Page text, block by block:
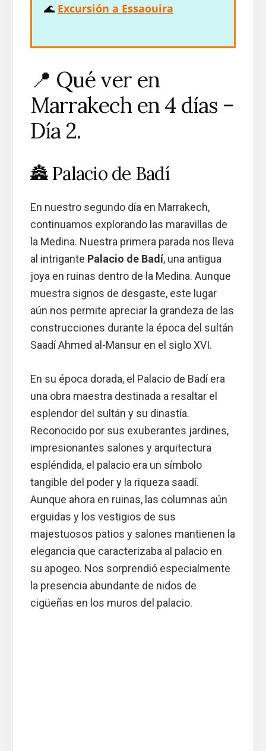
🌊 Excursión a Essaouira
📍 Qué ver en
Marrakech en 4 días –
Día 2.
🏯 Palacio de Badí
En nuestro segundo día en Marrakech,
continuamos explorando las maravillas de
la Medina. Nuestra primera parada nos lleva
al intrigante Palacio de Badí, una antigua
joya en ruinas dentro de la Medina. Aunque
muestra signos de desgaste, este lugar
aún nos permite apreciar la grandeza de las
construcciones durante la época del sultán
Saadí Ahmed al-Mansur en el siglo XVI.
En su época dorada, el Palacio de Badí era
una obra maestra destinada a resaltar el
esplendor del sultán y su dinastía.
Reconocido por sus exuberantes jardines,
impresionantes salones y arquitectura
espléndida, el palacio era un símbolo
tangible del poder y la riqueza saadí.
Aunque ahora en ruinas, las columnas aún
erguidas y los vestigios de sus
majestuosos patios y salones mantienen la
elegancia que caracterizaba al palacio en
su apogeo. Nos sorprendió especialmente
la presencia abundante de nidos de
cigüeñas en los muros del palacio.